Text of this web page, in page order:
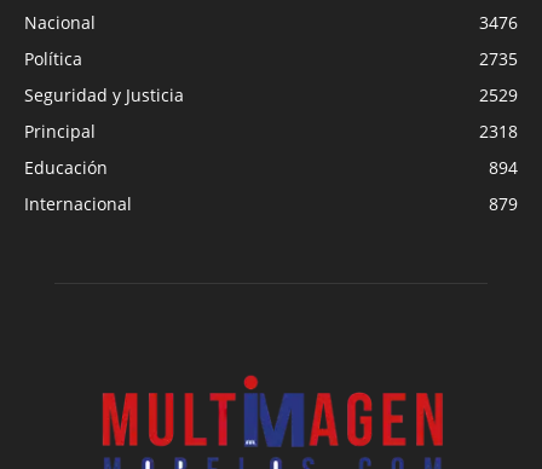
Nacional
3476
Política
2735
Seguridad y Justicia
2529
Principal
2318
Educación
894
Internacional
879